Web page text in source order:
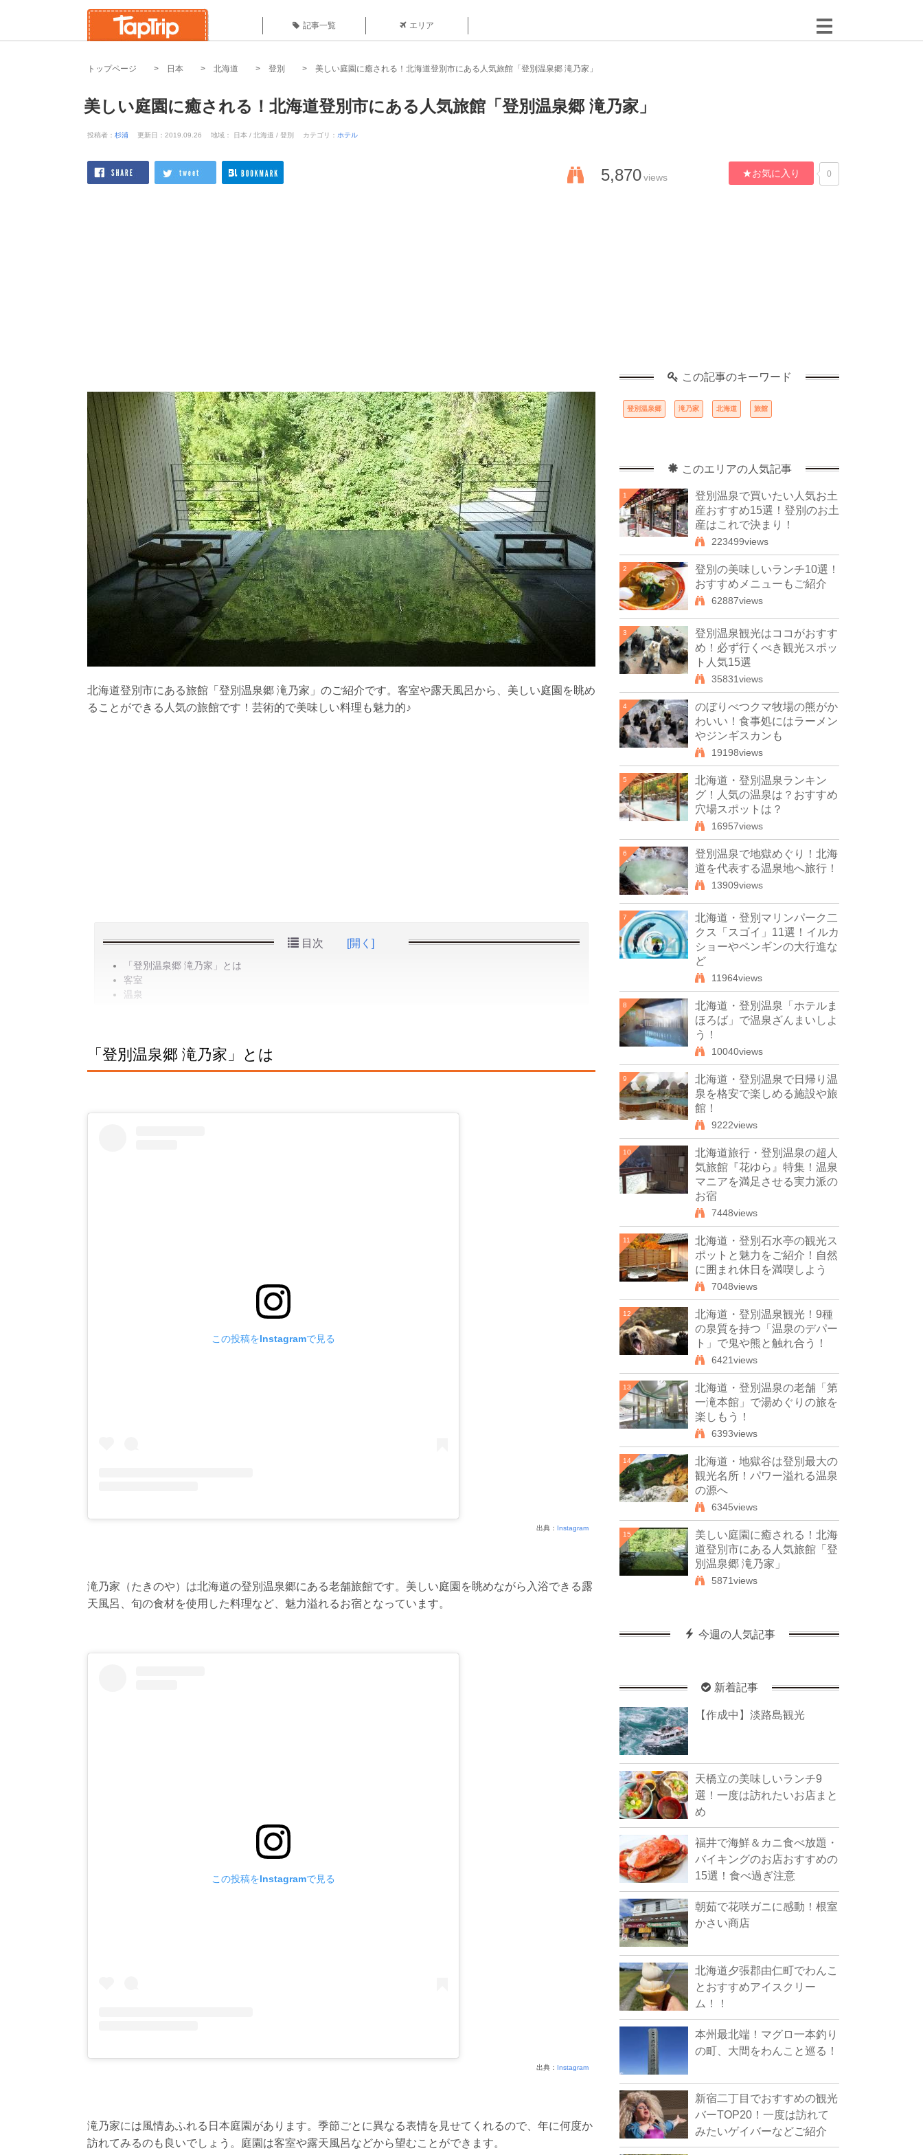
記事一覧 エリア
トップページ 日本 北海道 登別 美しい庭園に癒される！北海道登別市にある人気旅館「登別温泉郷 滝乃家」
美しい庭園に癒される！北海道登別市にある人気旅館「登別温泉郷 滝乃家」
投稿者： 杉浦 更新日：2019.09.26 地域： 日本 / 北海道 / 登別 カテゴリ： ホテル
5,870views ★お気に入り 0
北海道登別市にある旅館「登別温泉郷 滝乃家」のご紹介です。客室や露天風呂から、美しい庭園を眺め
ることができる人気の旅館です！芸術的で美味しい料理も魅力的♪
目次 [開く]
「登別温泉郷 滝乃家」とは
客室
温泉
「登別温泉郷 滝乃家」とは
この投稿をInstagramで見る
出典： Instagram
滝乃家（たきのや）は北海道の登別温泉郷にある老舗旅館です。美しい庭園を眺めながら入浴できる露
天風呂、旬の食材を使用した料理など、魅力溢れるお宿となっています。
この投稿をInstagramで見る
出典： Instagram
滝乃家には風情あふれる日本庭園があります。季節ごとに異なる表情を見せてくれるので、年に何度か
訪れてみるのも良いでしょう。庭園は客室や露天風呂などから望むことができます。
この記事のキーワード
登別温泉郷 滝乃家 北海道 旅館
このエリアの人気記事
1
登別温泉で買いたい人気お土
産おすすめ15選！登別のお土
産はこれで決まり！
223499views
2
登別の美味しいランチ10選！
おすすめメニューもご紹介
62887views
3
登別温泉観光はココがおすす
め！必ず行くべき観光スポッ
ト人気15選
35831views
4
のぼりべつクマ牧場の熊がか
わいい！食事処にはラーメン
やジンギスカンも
19198views
5
北海道・登別温泉ランキン
グ！人気の温泉は？おすすめ
穴場スポットは？
16957views
6
登別温泉で地獄めぐり！北海
道を代表する温泉地へ旅行！
13909views
7
北海道・登別マリンパーク二
クス「スゴイ」11選！イルカ
ショーやペンギンの大行進な
ど
11964views
8
北海道・登別温泉「ホテルま
ほろば」で温泉ざんまいしよ
う！
10040views
9
北海道・登別温泉で日帰り温
泉を格安で楽しめる施設や旅
館！
9222views
10
北海道旅行・登別温泉の超人
気旅館『花ゆら』特集！温泉
マニアを満足させる実力派の
お宿
7448views
11
北海道・登別石水亭の観光ス
ポットと魅力をご紹介！自然
に囲まれ休日を満喫しよう
7048views
12
北海道・登別温泉観光！9種
の泉質を持つ「温泉のデパー
ト」で鬼や熊と触れ合う！
6421views
13
北海道・登別温泉の老舗「第
一滝本館」で湯めぐりの旅を
楽しもう！
6393views
14
北海道・地獄谷は登別最大の
観光名所！パワー溢れる温泉
の源へ
6345views
15
美しい庭園に癒される！北海
道登別市にある人気旅館「登
別温泉郷 滝乃家」
5871views
今週の人気記事
新着記事
【作成中】淡路島観光
天橋立の美味しいランチ9
選！一度は訪れたいお店まと
め
福井で海鮮＆カニ食べ放題・
バイキングのお店おすすめの
15選！食べ過ぎ注意
朝茹で花咲ガニに感動！根室
かさい商店
北海道夕張郡由仁町でわんこ
とおすすめアイスクリー
ム！！
本州最北端！マグロ一本釣り
の町、大間をわんこと巡る！
新宿二丁目でおすすめの観光
バーTOP20！一度は訪れて
みたいゲイバーなどご紹介